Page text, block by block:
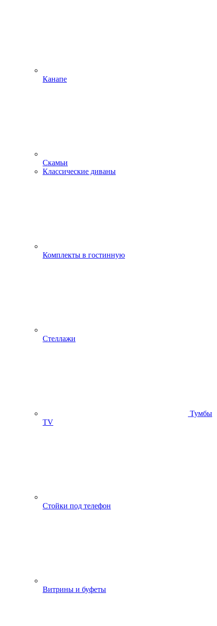
Канапе
Скамьи
Классические диваны
Комплекты в гостинную
Стеллажи
Тумбы
ТV
Стойки под телефон
Витрины и буфеты